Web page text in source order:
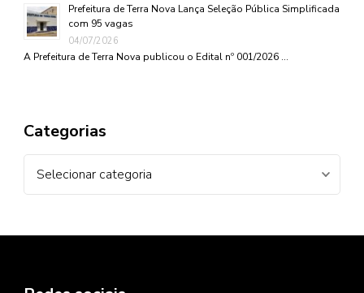
Prefeitura de Terra Nova Lança Seleção Pública Simplificada
com 95 vagas
04/07/2026
A Prefeitura de Terra Nova publicou o Edital nº 001/2026 …
Categorias